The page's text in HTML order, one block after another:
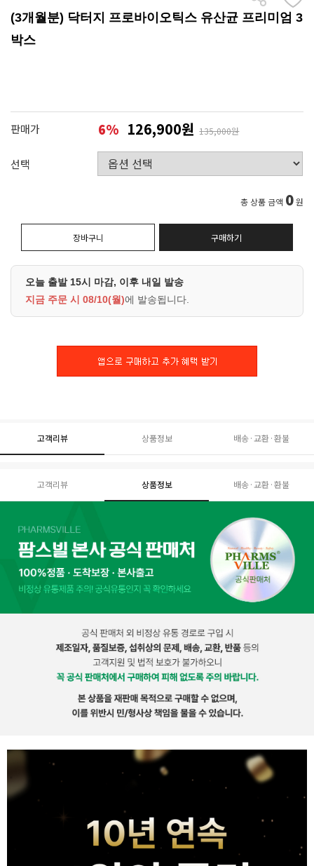
(3개월분) 닥터지 프로바이오틱스 유산균 프리미엄 3
박스
판매가 6% 126,900원 135,000원
선택
총 상품 금액 0원
장바구니 구매하기
오늘 출발 15시 마감, 이후 내일 발송
지금 주문 시 08/10(월)에 발송됩니다.
고객리뷰 상품정보 배송·교환·환불
고객리뷰 상품정보 배송·교환·환불